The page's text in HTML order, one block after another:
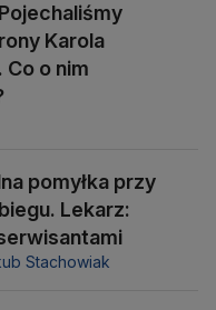
Pojechaliśmy
Karola
o nim
pomyłka przy
Lekarz:
Stachowiak